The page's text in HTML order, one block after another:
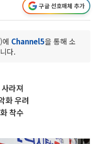
구글 선호매체 추가
에 Channel5을 통해 소
다.
라져
화 우려
착수